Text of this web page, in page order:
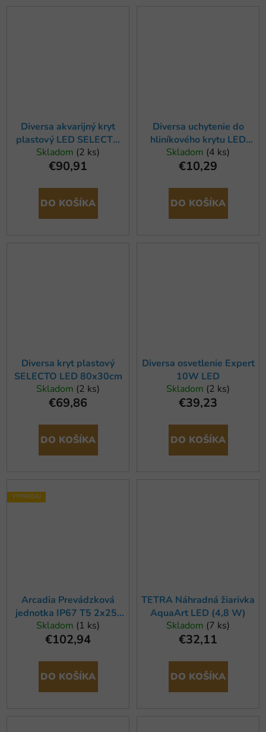
Diversa akvarijný kryt
plastový LED SELECTO
100x40 cm, rovný
Skladom (2 ks)
€90,91
DO KOŠÍKA
Diversa uchytenie do
hliníkového krytu LED
EXPERT 150, 160 (2ks)
Skladom (4 ks)
€10,29
DO KOŠÍKA
Diversa kryt plastový
SELECTO LED 80x30cm
Skladom (2 ks)
€69,86
DO KOŠÍKA
Diversa osvetlenie Expert
10W LED
Skladom (2 ks)
€39,23
DO KOŠÍKA
VÝPREDAJ
Arcadia Prevádzková
jednotka IP67 T5 2x25-
39W
Skladom (1 ks)
€102,94
DO KOŠÍKA
TETRA Náhradná žiarivka
AquaArt LED (4,8 W)
Skladom (7 ks)
€32,11
DO KOŠÍKA